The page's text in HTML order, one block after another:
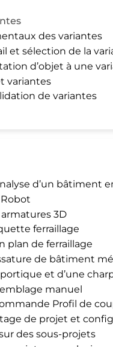
des variantes
et sélection de la
d’objet à une
variantes
de variantes
d’un bâtiment
3D
ferraillage
plan de ferraillage
de bâtiment
et d’une
manuel
Profil de
de projet et
des sous-projets